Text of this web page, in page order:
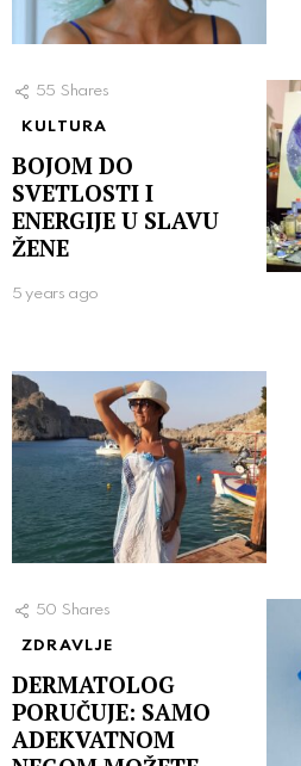
55 Shares
KULTURA
BOJOM DO
SVETLOSTI I
ENERGIJE U SLAVU
ŽENE
5 years ago
50 Shares
ZDRAVLJE
DERMATOLOG
PORUČUJE: SAMO
ADEKVATNOM